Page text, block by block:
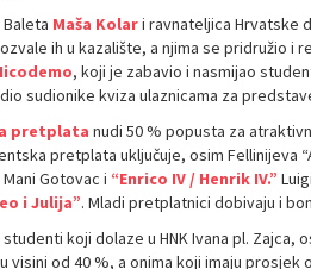
Maša Kolari ravnateljica Hrvatske
ih u kazalište, a njima se pridružio i
, koji je zabavio i nasmijao
sudionike kviza ulaznicama za
pretplata nudi 50 % popusta za
pretplata uključuje, osim Fellinijeva
Mani Gotovac i “Enrico IV / Henrik IV.”
i Julija”. Mladi pretplatnici dobivaju i
koji dolaze u HNK Ivana pl.
visini od 40 %, a onima koji imaju